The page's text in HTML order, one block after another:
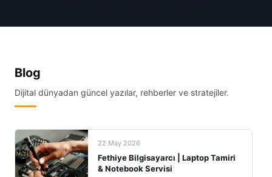
Blog
Dijital dünyadan güncel yazılar, rehberler ve stratejiler.
22 May 2026
Fethiye Bilgisayarcı | Laptop Tamiri
& Notebook Servisi